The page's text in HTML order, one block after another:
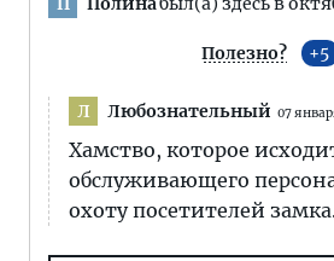
Полезно? 5
Л Любознательный 07
Хамство, которое
обслуживающего
охоту посетителей